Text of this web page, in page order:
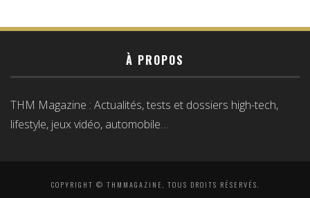
À PROPOS
THM Magazine : Actualités, tests et dossiers high-tech,
lifestyle, jeux vidéo, automobile…
COPYRIGHT © THMMAGAZINE, TOUS DROITS RÉSERVÉS.